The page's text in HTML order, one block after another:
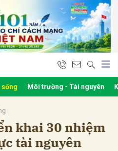
sống Môi trường - Tài nguyên
khai 30 nhiệm
tài nguyên